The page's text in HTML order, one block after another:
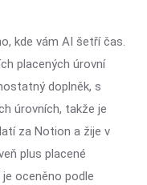
kde vám AI šetří čas.
placených úrovní
doplněk, s
úrovních, takže je
za Notion a žije v
plus placené
oceněno podle